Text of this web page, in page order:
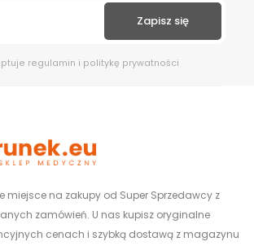
regulamin i politykę prywatności
miejsce na zakupy od Super Sprzedawcy z
zamówień. U nas kupisz oryginalne
cenach i szybką dostawą z magazynu